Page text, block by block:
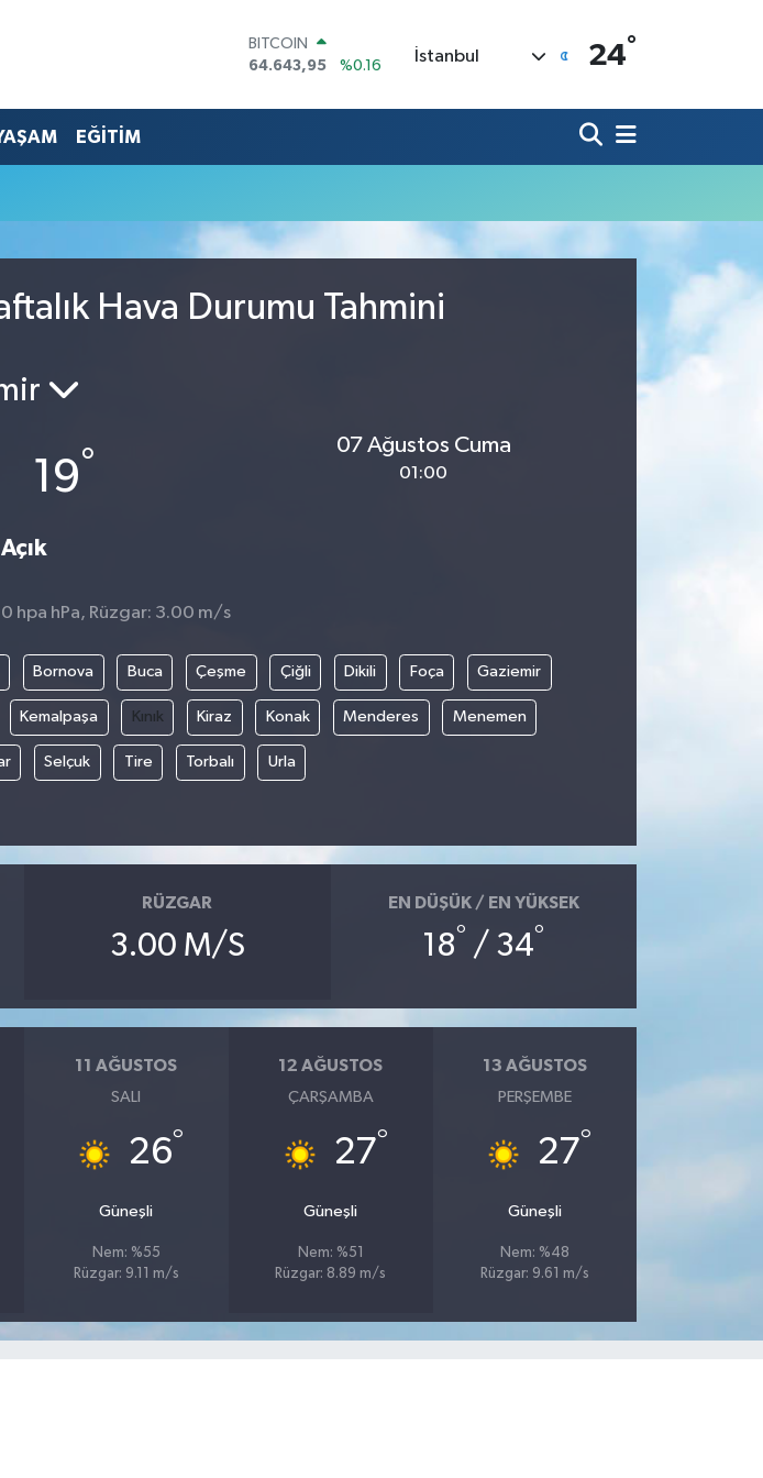
BITCOIN
64.643,95
%0.16
47,6704
%0
GRAM ALTIN
6500.87
BİST100
İstanbul 24°
EĞİTİM
Hava Durumu Tahmini
19°
Açık
07 Ağustos Cuma
01:00
hpa hPa, Rüzgar: 3.00 m/s
Bornova Buca Çeşme Çiğli Dikili Foça Gaziemir
Kemalpaşa Kınık Kiraz Konak Menderes Menemen
Selçuk Tire Torbalı Urla
RÜZGAR
3.00 M/S
EN DÜŞÜK / EN YÜKSEK
18° / 34°
11 AĞUSTOS
SALI
26°
Güneşli
Nem: %55
Rüzgar: 9.11 m/s
12 AĞUSTOS
ÇARŞAMBA
27°
Güneşli
Nem: %51
Rüzgar: 8.89 m/s
13 AĞUSTOS
PERŞEMBE
27°
Güneşli
Nem: %48
Rüzgar: 9.61 m/s